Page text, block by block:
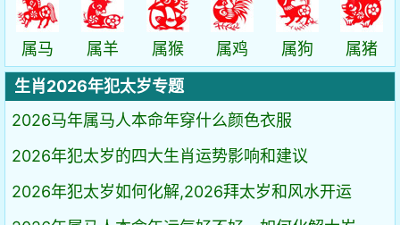
属马 属羊 属猴 属鸡 属狗
属猪
生肖2026年犯太岁专题
2026马年属马人本命年穿什么颜色衣服
2026年犯太岁的四大生肖运势影响和建议
2026年犯太岁如何化解,2026拜太岁和风水开运